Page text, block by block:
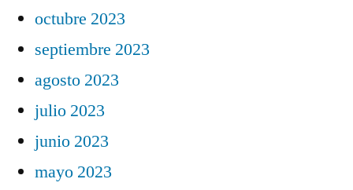
octubre 2023
septiembre 2023
agosto 2023
julio 2023
junio 2023
mayo 2023